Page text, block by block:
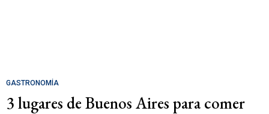
GASTRONOMÍA
3 lugares de Buenos Aires para comer